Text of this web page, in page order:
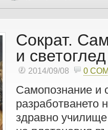
Сократ.
и светоглед
2014/09/08 0
Самопознание и
разработването
здравно